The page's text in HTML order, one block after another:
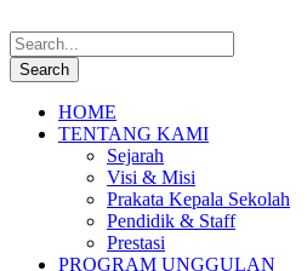
HOME
TENTANG KAMI
Sejarah
Visi & Misi
Prakata Kepala Sekolah
Pendidik & Staff
Prestasi
PROGRAM UNGGULAN